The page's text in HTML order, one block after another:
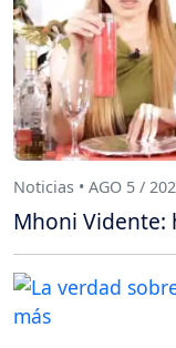
Noticias • AGO 5 /
Mhoni Vidente: